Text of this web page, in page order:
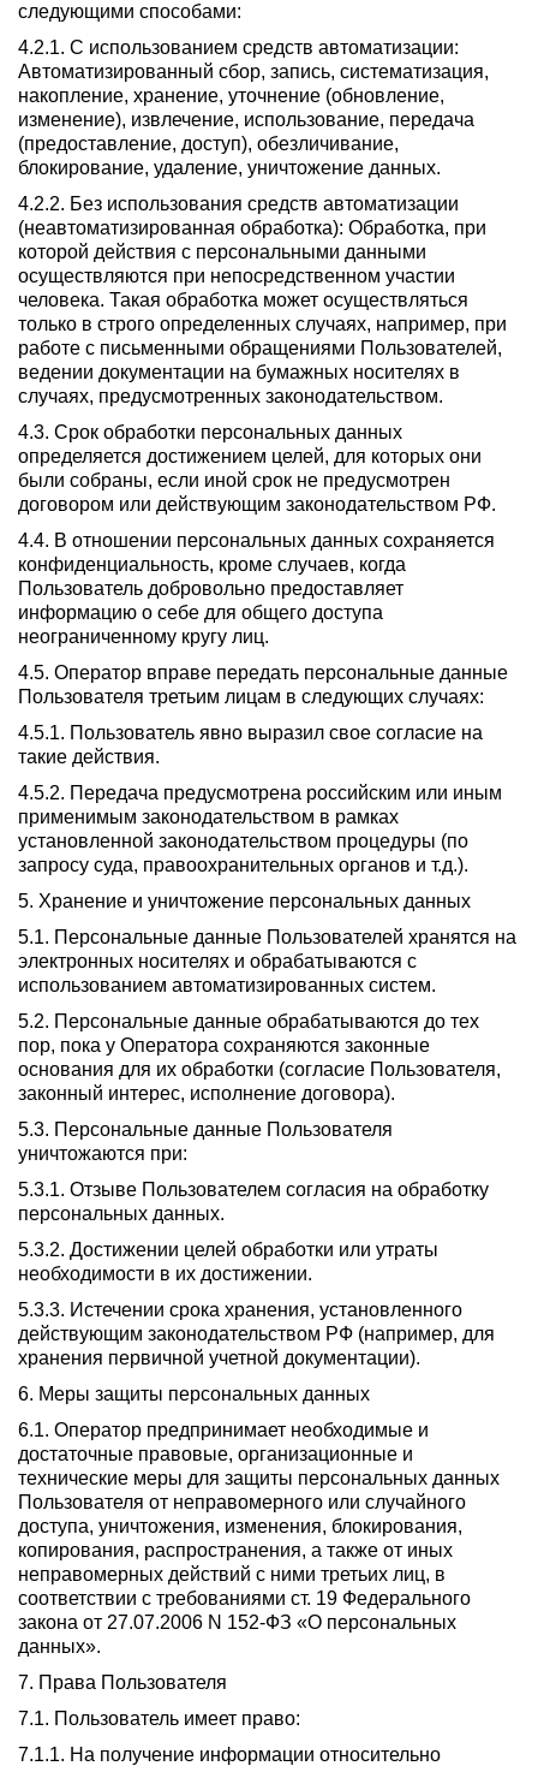
следующими способами:
4.2.1. С использованием средств автоматизации:
Автоматизированный сбор, запись, систематизация,
накопление, хранение, уточнение (обновление,
изменение), извлечение, использование, передача
(предоставление, доступ), обезличивание,
блокирование, удаление, уничтожение данных.
4.2.2. Без использования средств автоматизации
(неавтоматизированная обработка): Обработка, при
которой действия с персональными данными
осуществляются при непосредственном участии
человека. Такая обработка может осуществляться
только в строго определенных случаях, например, при
работе с письменными обращениями Пользователей,
ведении документации на бумажных носителях в
случаях, предусмотренных законодательством.
4.3. Срок обработки персональных данных
определяется достижением целей, для которых они
были собраны, если иной срок не предусмотрен
договором или действующим законодательством РФ.
4.4. В отношении персональных данных сохраняется
конфиденциальность, кроме случаев, когда
Пользователь добровольно предоставляет
информацию о себе для общего доступа
неограниченному кругу лиц.
4.5. Оператор вправе передать персональные данные
Пользователя третьим лицам в следующих случаях:
4.5.1. Пользователь явно выразил свое согласие на
такие действия.
4.5.2. Передача предусмотрена российским или иным
применимым законодательством в рамках
установленной законодательством процедуры (по
запросу суда, правоохранительных органов и т.д.).
5. Хранение и уничтожение персональных данных
5.1. Персональные данные Пользователей хранятся на
электронных носителях и обрабатываются с
использованием автоматизированных систем.
5.2. Персональные данные обрабатываются до тех
пор, пока у Оператора сохраняются законные
основания для их обработки (согласие Пользователя,
законный интерес, исполнение договора).
5.3. Персональные данные Пользователя
уничтожаются при:
5.3.1. Отзыве Пользователем согласия на обработку
персональных данных.
5.3.2. Достижении целей обработки или утраты
необходимости в их достижении.
5.3.3. Истечении срока хранения, установленного
действующим законодательством РФ (например, для
хранения первичной учетной документации).
6. Меры защиты персональных данных
6.1. Оператор предпринимает необходимые и
достаточные правовые, организационные и
технические меры для защиты персональных данных
Пользователя от неправомерного или случайного
доступа, уничтожения, изменения, блокирования,
копирования, распространения, а также от иных
неправомерных действий с ними третьих лиц, в
соответствии с требованиями ст. 19 Федерального
закона от 27.07.2006 N 152-ФЗ «О персональных
данных».
7. Права Пользователя
7.1. Пользователь имеет право:
7.1.1. На получение информации относительно